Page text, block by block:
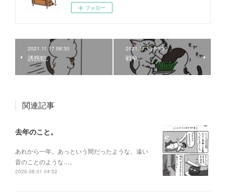
フォロー
2021.11.17 08:30
誘拐犯。
2021.11.15 08:30
戦争。
関連記事
去年のこと。
あれから一年。あっという間だったような、遠い
昔のことのような…。
2026.08.01 04:52